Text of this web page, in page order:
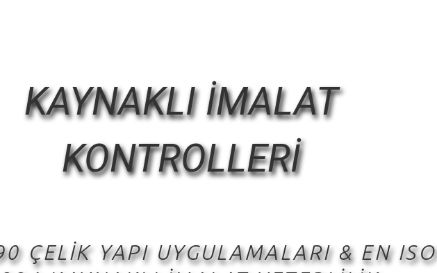
KAYNAKLI İMALAT
KONTROLLERİ
ÇELİK YAPI UYGULAMALARI & EN ISO